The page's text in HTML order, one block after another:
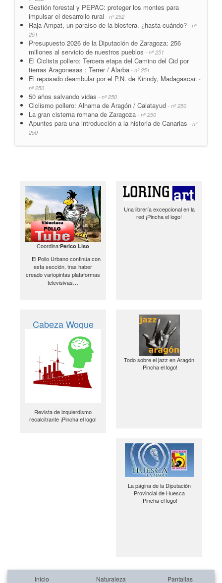
Gestión forestal y PEPAC: proteger los montes para
impulsar el desarrollo rural - nº 252
Raja Ampat, un paraíso de la biosfera. ¿hasta cuándo? - nº
251
Presupuesto 2026 de la Diputación de Zaragoza: 256
millones al servicio de nuestros pueblos - nº 251
El Ciclista pollero: Tercera etapa del Camino del Cid por
tierras Aragonesas : Terrer / Alarba - nº 251
El reposado deambular por el P.N. de Kirindy, Madagascar. -
nº 250
50 años salvando vidas - nº 250
Ciclismo pollero: Alhama de Aragón / Calatayud - nº 250
La gran cisterna romana de Zaragoza - nº 250
Apuntes para una introducción a la historia de Canarias - nº
250
Coordina:Perico Liso
El Pollo Urbano continúa con
esta sección, tras haber
creado variopintas plataformas
televisivas…
Una librería excepcional en la
red ¡Pincha el logo!
Cabeza Woque
Revista de izquierdismo
recalcitrante ¡Pincha el logo!
Todo sobre el jazz en Aragón
¡Pincha el logo!
La página de la Diputación
Provincial de Huesca
¡Pincha el logo!
Inicio Naturaleza Pantallas